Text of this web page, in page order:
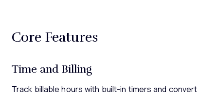
Core Features
Time and Billing
Track billable hours with built-in timers and convert